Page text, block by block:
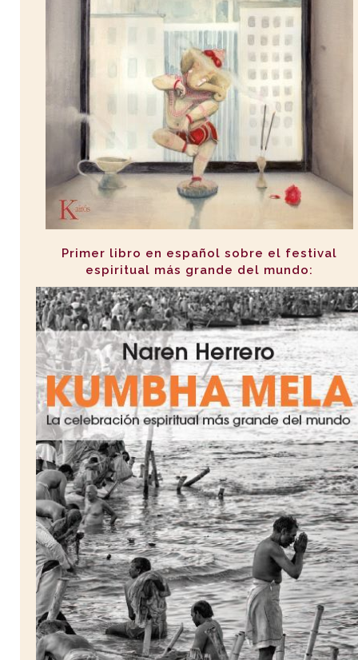
Primer libro en español sobre el festival
espiritual más grande del mundo: